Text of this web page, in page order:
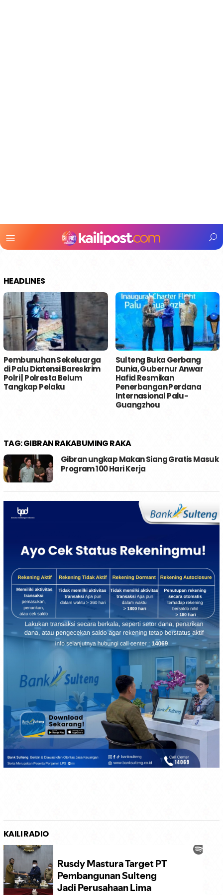
Mobile
HEADLINES
Pembunuhan Sekeluarga
di Palu Diatensi Bareskrim
Polri | Polresta Belum
Tangkap Pelaku
Sulteng Buka Gerbang
Dunia, Gubernur Anwar
Hafid Resmikan
Penerbangan Perdana
Internasional Palu-
Guangzhou
TAG:GIBRAN RAKABUMING RAKA
Gibran ungkap Makan Siang Gratis Masuk
Program 100 Hari Kerja
KAILI RADIO